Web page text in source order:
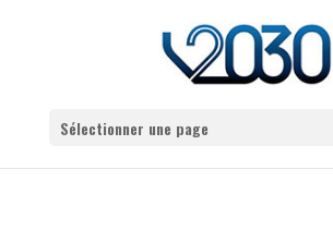
Sélectionner une page